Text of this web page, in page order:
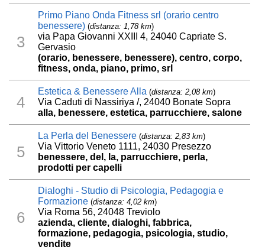
3
Primo Piano Onda Fitness srl (orario centro
benessere) (distanza: 1,78 km)
via Papa Giovanni XXIII 4, 24040 Capriate S.
Gervasio
(orario, benessere, benessere), centro, corpo,
fitness, onda, piano, primo, srl
4
Estetica & Benessere Alla (distanza: 2,08 km)
Via Caduti di Nassiriya /, 24040 Bonate Sopra
alla, benessere, estetica, parrucchiere, salone
5
La Perla del Benessere (distanza: 2,83 km)
Via Vittorio Veneto 1111, 24030 Presezzo
benessere, del, la, parrucchiere, perla,
prodotti per capelli
6
Dialoghi - Studio di Psicologia, Pedagogia e
Formazione (distanza: 4,02 km)
Via Roma 56, 24048 Treviolo
azienda, cliente, dialoghi, fabbrica,
formazione, pedagogia, psicologia, studio,
vendite